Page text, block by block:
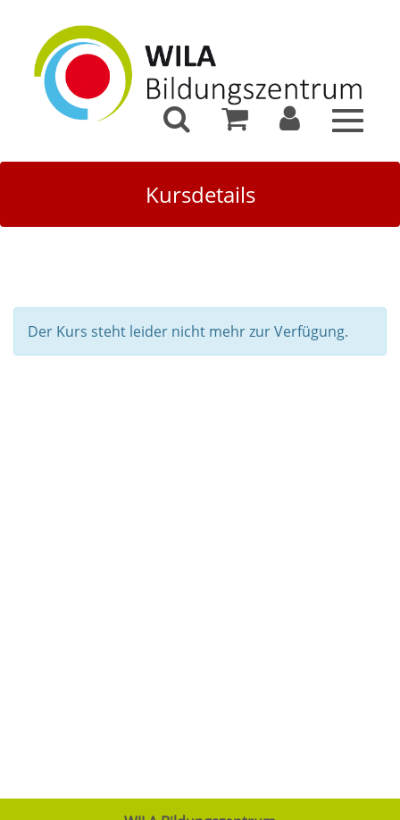
Toggle
Kursdetails
Der Kurs steht leider nicht mehr zur Verfügung.